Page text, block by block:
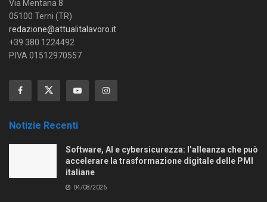
Via Mentana 8
05100 Terni (TR)
redazione@attualitalavoro.it
+39 380 1224492
P.IVA 01512970557
Notizie Recenti
Software, AI e cybersicurezza: l’alleanza che può
accelerare la trasformazione digitale delle PMI
italiane
04/08/2026